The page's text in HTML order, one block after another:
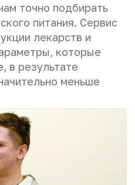
точно подбирать
питания. Сервис
лекарств и
которые
в результате
меньше